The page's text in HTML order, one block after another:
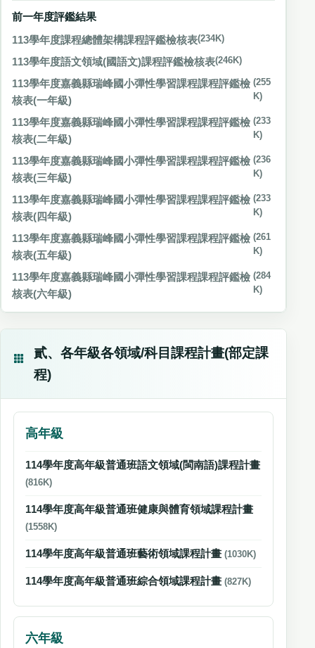
前一年度評鑑結果
113學年度課程總體架構課程評鑑檢核表(234K)
113學年度語文領域(國語文)課程評鑑檢核表(246K)
113學年度嘉義縣瑞峰國小彈性學習課程課程評鑑檢
核表(一年級)
(255
K)
113學年度嘉義縣瑞峰國小彈性學習課程課程評鑑檢
核表(二年級)
(233
K)
113學年度嘉義縣瑞峰國小彈性學習課程課程評鑑檢
核表(三年級)
(236
K)
113學年度嘉義縣瑞峰國小彈性學習課程課程評鑑檢
核表(四年級)
(233
K)
113學年度嘉義縣瑞峰國小彈性學習課程課程評鑑檢
核表(五年級)
(261
K)
113學年度嘉義縣瑞峰國小彈性學習課程課程評鑑檢
核表(六年級)
(284
K)
貳、各年級各領域/科目課程計畫(部定課
程)
高年級
114學年度高年級普通班語文領域(閩南語)課程計畫
(816K)
114學年度高年級普通班健康與體育領域課程計畫
(1558K)
114學年度高年級普通班藝術領域課程計畫 (1030K)
114學年度高年級普通班綜合領域課程計畫 (827K)
六年級